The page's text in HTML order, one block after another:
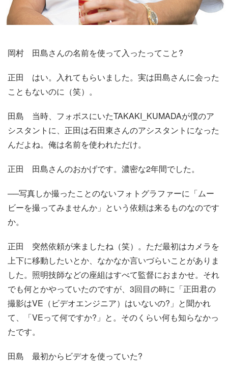
岡村 田島さんの名前を使って入ったってこと?
正田 はい。入れてもらいました。実は田島さんに会った
こともないのに（笑）。
田島 当時、フォボスにいたTAKAKI_KUMADAが僕のア
シスタントに、正田は石田東さんのアシスタントになった
んだよね。俺は名前を使われただけ。
正田 田島さんのおかげです。濃密な2年間でした。
──写真しか撮ったことのないフォトグラファーに「ムー
ビーを撮ってみませんか」という依頼は来るものなのです
か。
正田 突然依頼が来ましたね（笑）。ただ最初はカメラを
上下に移動したいとか、なかなか言いづらいことがありま
した。照明技師などの座組はすべて監督におまかせ。それ
でも何とかやっていたのですが、3回目の時に「正田君の
撮影はVE（ビデオエンジニア）はいないの?」と聞かれ
て、「VEって何ですか?」と。そのくらい何も知らなかっ
たです。
田島 最初からビデオを使っていた?